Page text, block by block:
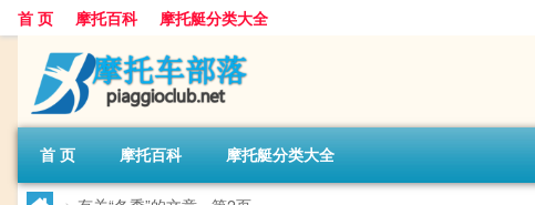
首 页 摩托百科 摩托艇分类大全
首 页 摩托百科 摩托艇分类大全